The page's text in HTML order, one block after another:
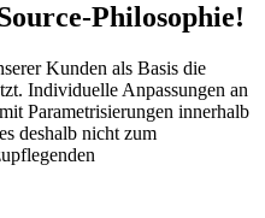
Philosophie!
Kunden als Basis die
Individuelle Anpassungen an
Parametrisierungen innerhalb
deshalb nicht zum